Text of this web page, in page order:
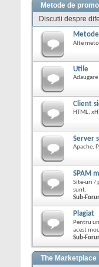
Metode de
Discutii despre
Alte
Utile
Client
HTML,
Server
Apache,
SPAM
Site-uri /
sunt.
Sub-
Plagiat
Pentru
acest
Sub-
The Marketplace